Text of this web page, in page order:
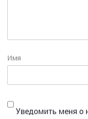
Имя
Уведомить меня о